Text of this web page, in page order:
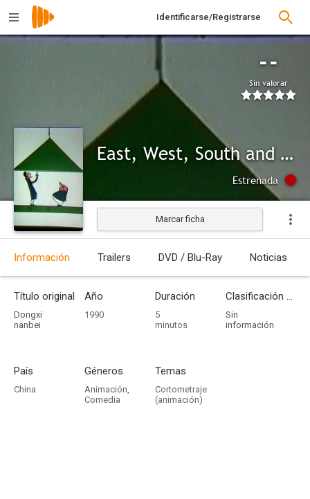
Identificarse/Registrarse
--
Sin valorar
East, West, South and North
Estrenada
Marcar ficha
Información Trailers DVD / Blu-Ray Noticias
Título original
Dongxi
nanbei
Año
1990
Duración
5
minutos
Clasificación por edades
Sin
información
País
China
Géneros
Animación,
Comedia
Temas
Cortometraje
(animación)